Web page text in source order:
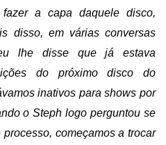
a capa daquele disco,
disso, em várias conversas
lhe disse que já estava
do próximo disco do
inativos para shows por
o Steph logo perguntou se
começamos a trocar